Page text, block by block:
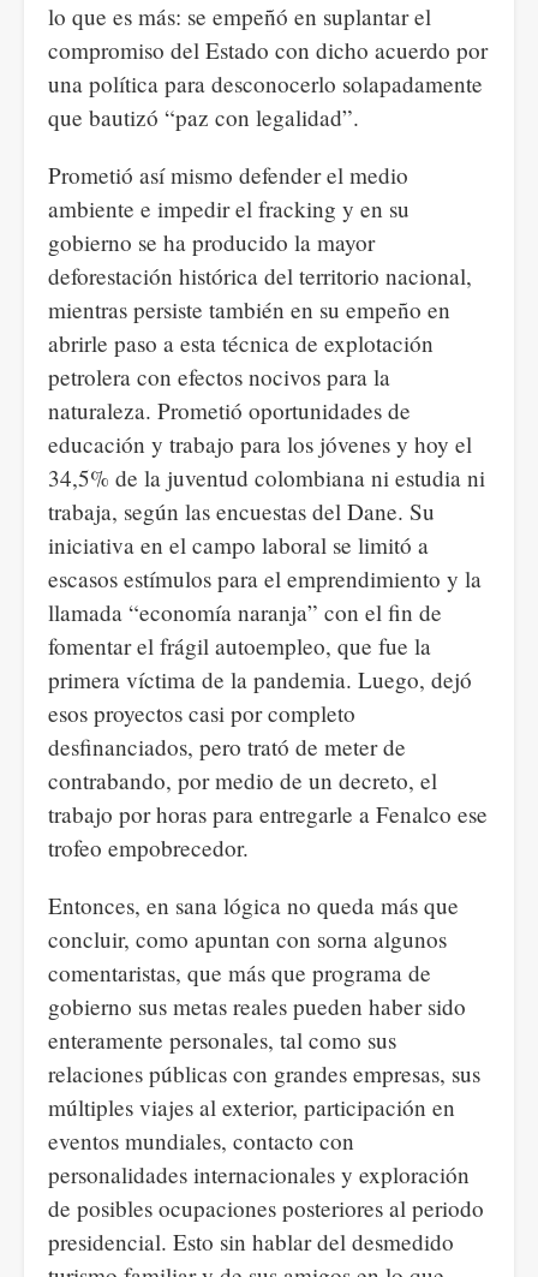
lo que es más: se empeñó en suplantar el
compromiso del Estado con dicho acuerdo por
una política para desconocerlo solapadamente
que bautizó “paz con legalidad”.
Prometió así mismo defender el medio
ambiente e impedir el fracking y en su
gobierno se ha producido la mayor
deforestación histórica del territorio nacional,
mientras persiste también en su empeño en
abrirle paso a esta técnica de explotación
petrolera con efectos nocivos para la
naturaleza. Prometió oportunidades de
educación y trabajo para los jóvenes y hoy el
34,5% de la juventud colombiana ni estudia ni
trabaja, según las encuestas del Dane. Su
iniciativa en el campo laboral se limitó a
escasos estímulos para el emprendimiento y la
llamada “economía naranja” con el fin de
fomentar el frágil autoempleo, que fue la
primera víctima de la pandemia. Luego, dejó
esos proyectos casi por completo
desfinanciados, pero trató de meter de
contrabando, por medio de un decreto, el
trabajo por horas para entregarle a Fenalco ese
trofeo empobrecedor.
Entonces, en sana lógica no queda más que
concluir, como apuntan con sorna algunos
comentaristas, que más que programa de
gobierno sus metas reales pueden haber sido
enteramente personales, tal como sus
relaciones públicas con grandes empresas, sus
múltiples viajes al exterior, participación en
eventos mundiales, contacto con
personalidades internacionales y exploración
de posibles ocupaciones posteriores al periodo
presidencial. Esto sin hablar del desmedido